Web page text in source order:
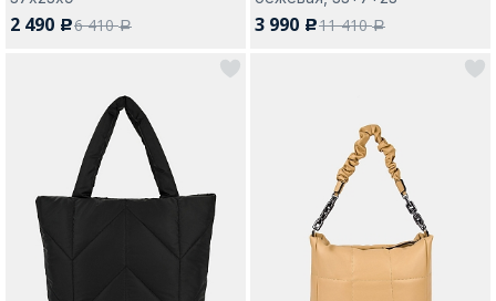
2 490 c6 410a 3 990 c11 410a